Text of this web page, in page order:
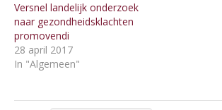
Versnel landelijk onderzoek
naar gezondheidsklachten
promovendi
28 april 2017
In "Algemeen"